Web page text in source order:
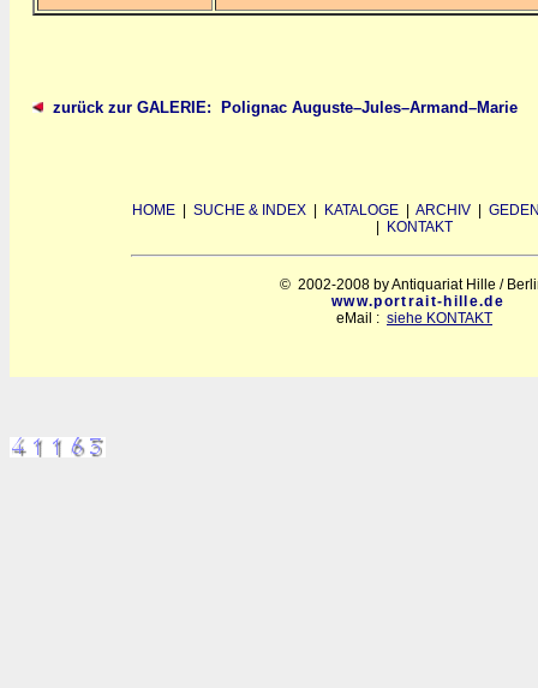
zurück zur GALERIE: Polignac Auguste–Jules–Armand–Marie
HOME SUCHE & INDEX KATALOGE ARCHIV
KONTAKT
© 2002-2008 by Antiquariat Hille /
www.portrait-hille.de
eMail : siehe KONTAKT